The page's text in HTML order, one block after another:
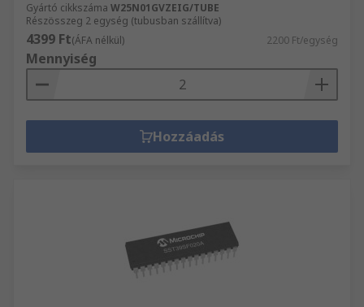
Gyártó cikkszáma W25N01GVZEIG/TUBE
Részösszeg 2 egység (tubusban szállítva)
4399 Ft(ÁFA nélkül) 2200 Ft/egység
Mennyiség
Hozzáadás